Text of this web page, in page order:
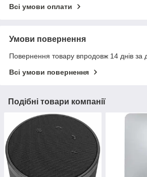
Всі умови оплати
Умови повернення
Повернення товару впродовж 14 днів за
Всі умови повернення
Подібні товари компанії